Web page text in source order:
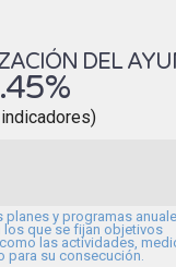
DEL
planes y programas
los que se fijan objetivos
las actividades,
para su consecución.